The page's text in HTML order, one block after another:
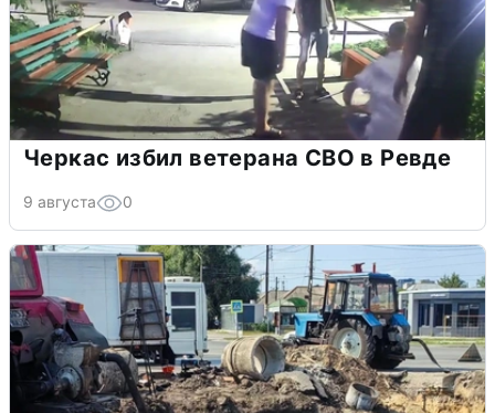
Черкас избил ветерана СВО в Ревде
9 августа 0